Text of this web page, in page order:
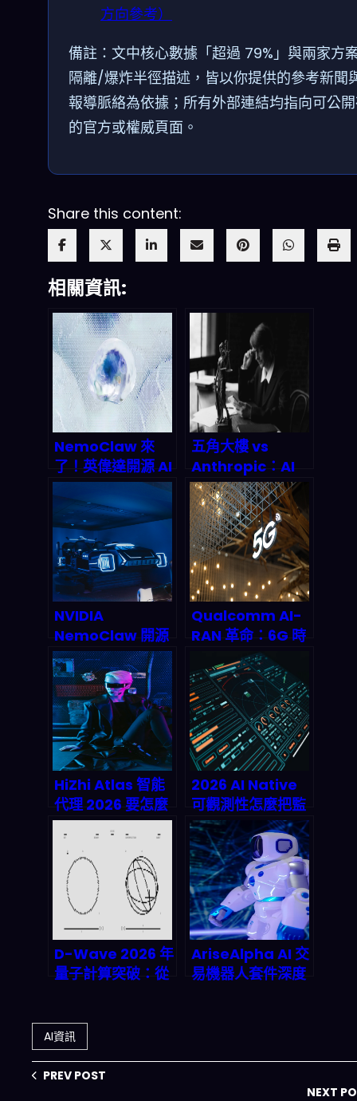
方向參考）
備註：文中核心數據「超過 79%」與兩家方
隔離/爆炸半徑描述，皆以你提供的參考新聞
報導脈絡為依據；所有外部連結均指向可公
的官方或權威頁面。
Share this content:
相關資訊:
NemoClaw 來
了！英偉達開源 AI
代理平台如何顛覆
2026 年企業自動
化遊戲規則
五角大樓 vs
Anthropic：AI
軍事化爭奪戰引發
千億美元訴訟風暴
NVIDIA
NemoClaw 開源
堆疊震撼登場：
OpenClaw AI 代
理在 DGX Spark
HPC 叢集上零碼
安全推論，2027
年 AI 基礎設施市
場衝向兆美元級？
Qualcomm AI-
RAN 革命：6G 時
代提前到來的關鍵
密碼
HiZhi Atlas 智能
代理 2026 要怎麼
把企業流程「自動
化變成現金流」？
2026 AI Native
可觀測性怎麼把監
控變「可編輯」：
groundcover 的
BYOC＋eBPF＋
AI 實測觀察
D-Wave 2026 年
量子計算突破：從
AriseAlpha AI 交
易機器人套件深度
AI資訊
PREV POST
NEXT